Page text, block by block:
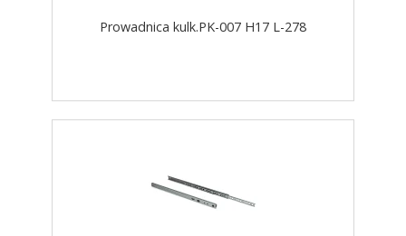
Prowadnica kulk.PK-007 H17 L-278